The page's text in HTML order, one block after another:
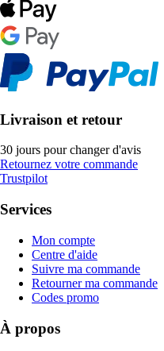
Livraison et retour
30 jours pour changer d'avis
Retournez votre commande
Trustpilot
Services
Mon compte
Centre d'aide
Suivre ma commande
Retourner ma commande
Codes promo
À propos